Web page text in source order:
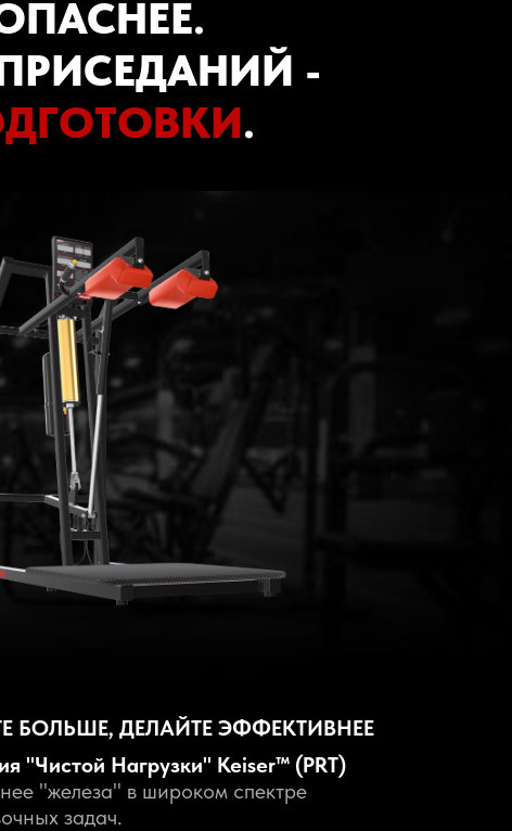
Tilda Publishing
-
.
Tilda Publishing
БОЛЬШЕ, ДЕЛАЙТЕ ЭФФЕКТИВНЕЕ
"Чистой Нагрузки" Keiser™ (PRT)
"железа" в широком спектре
задач.